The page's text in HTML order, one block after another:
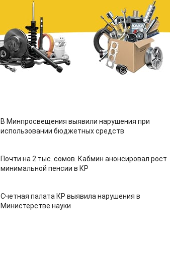
В Минпросвещения выявили нарушения при
использовании бюджетных средств
Почти на 2 тыс. сомов. Кабмин анонсировал рост
минимальной пенсии в КР
Счетная палата КР выявила нарушения в
Министерстве науки